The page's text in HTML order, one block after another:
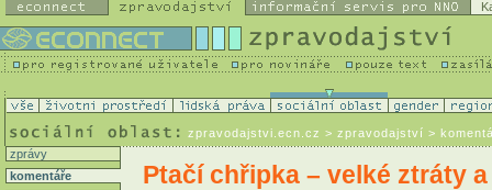
zpravodajstvi.ecn.cz > zpravodajství >
zprávy
komentáře
Ptačí chřipka – velké ztráty